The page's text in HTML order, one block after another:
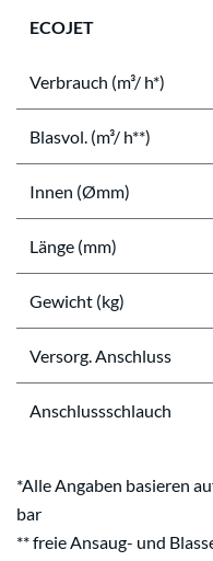
ECOJET
Verbrauch (m³/ h*)
Blasvol. (m³/ h**)
Innen (Ømm)
Länge (mm)
Gewicht (kg)
Versorg. Anschluss
Anschlussschlauch
*Alle Angaben basieren
bar
** freie Ansaug- und